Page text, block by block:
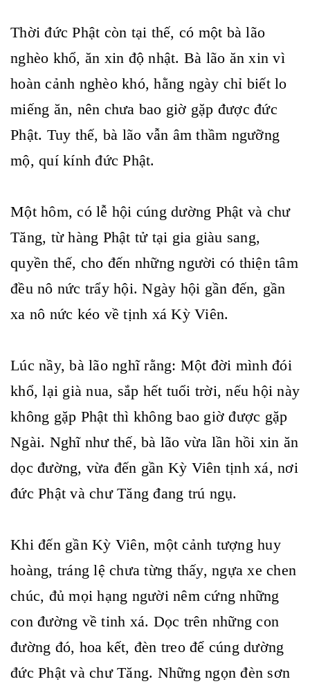
Thời đức Phật còn tại thế, có một bà lão
nghèo khổ, ăn xin độ nhật. Bà lão ăn xin vì
hoàn cảnh nghèo khó, hằng ngày chỉ biết lo
miếng ăn, nên chưa bao giờ gặp được đức
Phật. Tuy thế, bà lão vẫn âm thầm ngưỡng
mộ, quí kính đức Phật.
Một hôm, có lễ hội cúng dường Phật và chư
Tăng, từ hàng Phật tử tại gia giàu sang,
quyền thế, cho đến những người có thiện tâm
đều nô nức trẩy hội. Ngày hội gần đến, gần
xa nô nức kéo về tịnh xá Kỳ Viên.
Lúc nầy, bà lão nghĩ rằng: Một đời mình đói
khổ, lại già nua, sắp hết tuổi trời, nếu hội này
không gặp Phật thì không bao giờ được gặp
Ngài. Nghĩ như thế, bà lão vừa lần hồi xin ăn
dọc đường, vừa đến gần Kỳ Viên tịnh xá, nơi
đức Phật và chư Tăng đang trú ngụ.
Khi đến gần Kỳ Viên, một cảnh tượng huy
hoàng, tráng lệ chưa từng thấy, ngựa xe chen
chúc, đủ mọi hạng người nêm cứng những
con đường về tinh xá. Dọc trên những con
đường đó, hoa kết, đèn treo để cúng dường
đức Phật và chư Tăng. Những ngọn đèn sơn